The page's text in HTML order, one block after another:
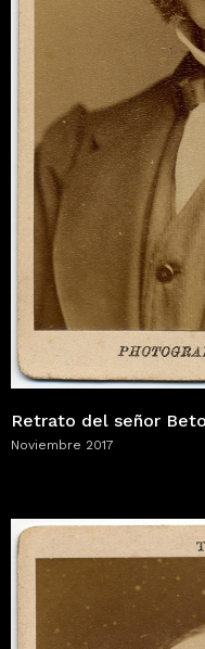
Retrato del señor
Noviembre 2017